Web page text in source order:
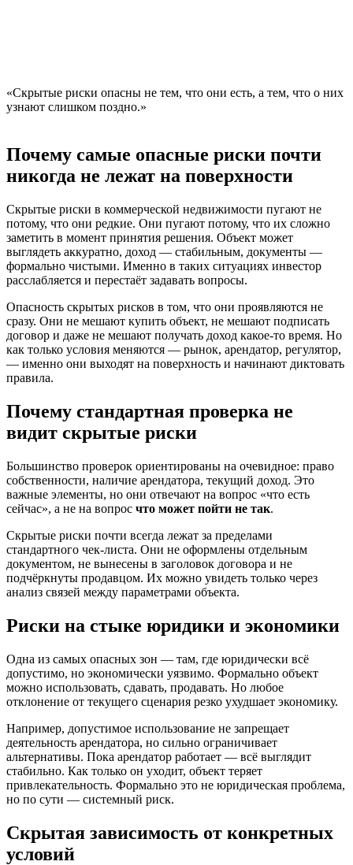
«Скрытые риски опасны не тем, что они есть, а тем, что о них
узнают слишком поздно.»
Почему самые опасные риски почти
никогда не лежат на поверхности
Скрытые риски в коммерческой недвижимости пугают не
потому, что они редкие. Они пугают потому, что их сложно
заметить в момент принятия решения. Объект может
выглядеть аккуратно, доход — стабильным, документы —
формально чистыми. Именно в таких ситуациях инвестор
расслабляется и перестаёт задавать вопросы.
Опасность скрытых рисков в том, что они проявляются не
сразу. Они не мешают купить объект, не мешают подписать
договор и даже не мешают получать доход какое-то время. Но
как только условия меняются — рынок, арендатор, регулятор,
— именно они выходят на поверхность и начинают диктовать
правила.
Почему стандартная проверка не
видит скрытые риски
Большинство проверок ориентированы на очевидное: право
собственности, наличие арендатора, текущий доход. Это
важные элементы, но они отвечают на вопрос «что есть
сейчас», а не на вопрос что может пойти не так.
Скрытые риски почти всегда лежат за пределами
стандартного чек-листа. Они не оформлены отдельным
документом, не вынесены в заголовок договора и не
подчёркнуты продавцом. Их можно увидеть только через
анализ связей между параметрами объекта.
Риски на стыке юридики и экономики
Одна из самых опасных зон — там, где юридически всё
допустимо, но экономически уязвимо. Формально объект
можно использовать, сдавать, продавать. Но любое
отклонение от текущего сценария резко ухудшает экономику.
Например, допустимое использование не запрещает
деятельность арендатора, но сильно ограничивает
альтернативы. Пока арендатор работает — всё выглядит
стабильно. Как только он уходит, объект теряет
привлекательность. Формально это не юридическая проблема,
но по сути — системный риск.
Скрытая зависимость от конкретных
условий